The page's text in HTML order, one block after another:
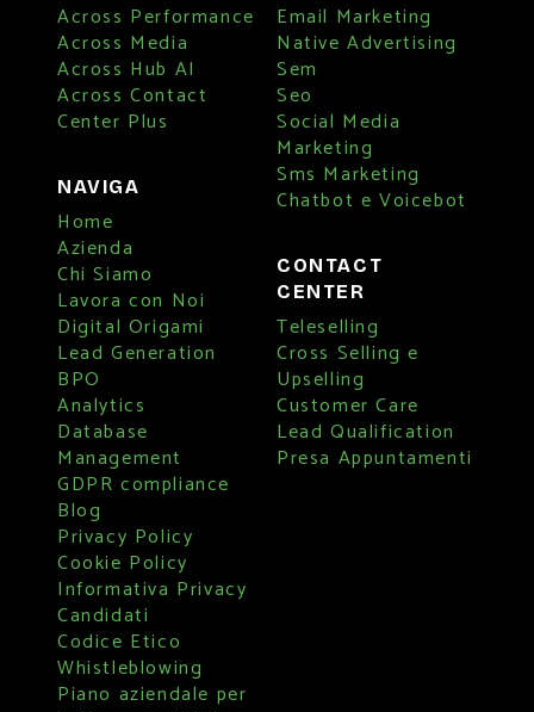
Across Performance
Across Media
Across Hub AI
Across Contact
Center Plus
NAVIGA
Home
Azienda
Chi Siamo
Lavora con Noi
Digital Origami
Lead Generation
BPO
Analytics
Database
Management
GDPR compliance
Blog
Privacy Policy
Cookie Policy
Informativa Privacy
Candidati
Codice Etico
Whistleblowing
Piano aziendale per
Email Marketing
Native Advertising
Sem
Seo
Social Media
Marketing
Sms Marketing
Chatbot e Voicebot
CONTACT
CENTER
Teleselling
Cross Selling e
Upselling
Customer Care
Lead Qualification
Presa Appuntamenti